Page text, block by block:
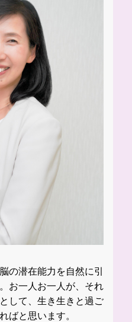
の潜在能力を自然に引
お一人お一人が、それ
して、生き生きと過ご
ばと思います。